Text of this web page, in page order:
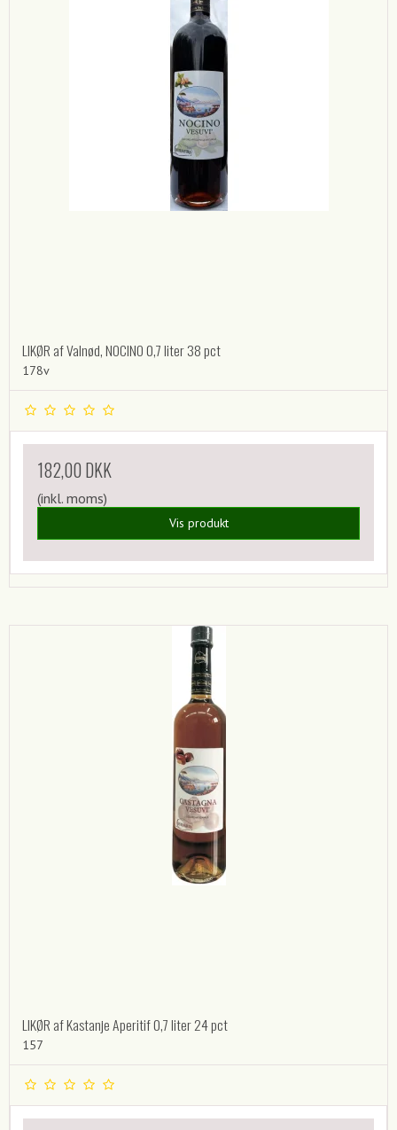
LIKØR af Valnød, NOCINO 0,7 liter 38 pct
178v
182,00 DKK
(inkl. moms)
Vis produkt
LIKØR af Kastanje Aperitif 0,7 liter 24 pct
157